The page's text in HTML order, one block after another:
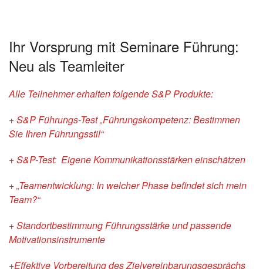
Ihr Vorsprung mit Seminare Führung:
Neu als Teamleiter
Alle Teilnehmer erhalten folgende S&P Produkte:
+ S&P Führungs-Test „Führungskompetenz: Bestimmen
Sie Ihren Führungsstil“
+ S&P-Test: Eigene Kommunikationsstärken einschätzen
+ „Teamentwicklung: In welcher Phase befindet sich mein
Team?“
+ Standortbestimmung Führungsstärke und passende
Motivationsinstrumente
+Effektive Vorbereitung des Zielvereinbarungsgesprächs